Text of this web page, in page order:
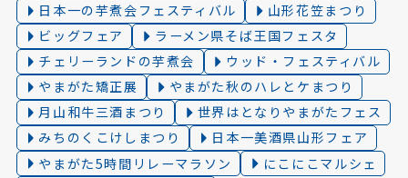
日本一の芋煮会フェスティバル
山形花笠まつり
ビッグフェア
ラーメン県そば王国フェスタ
チェリーランドの芋煮会
ウッド・フェスティバル
やまがた矯正展
やまがた秋のハレとケまつり
月山和牛三酒まつり
世界はとなりやまがたフェス
みちのくこけしまつり
日本一美酒県山形フェア
やまがた5時間リレーマラソン
にこにこマルシェ